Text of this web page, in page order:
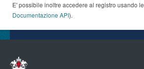
E' possibile inoltre accedere al registro usando le
Documentazione API).